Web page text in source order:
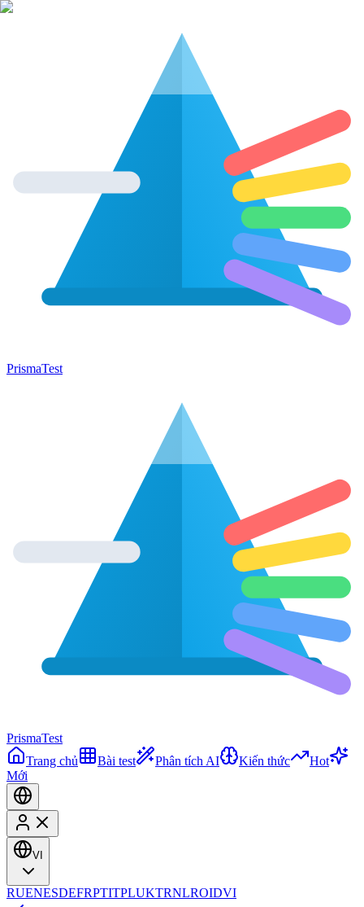
PrismaTest
PrismaTest
Trang chủ
Bài test Phân tích AI Kiến thức
Hot
Mới
VI
RUENESDEFRPTITPLUKTRNLROIDVI